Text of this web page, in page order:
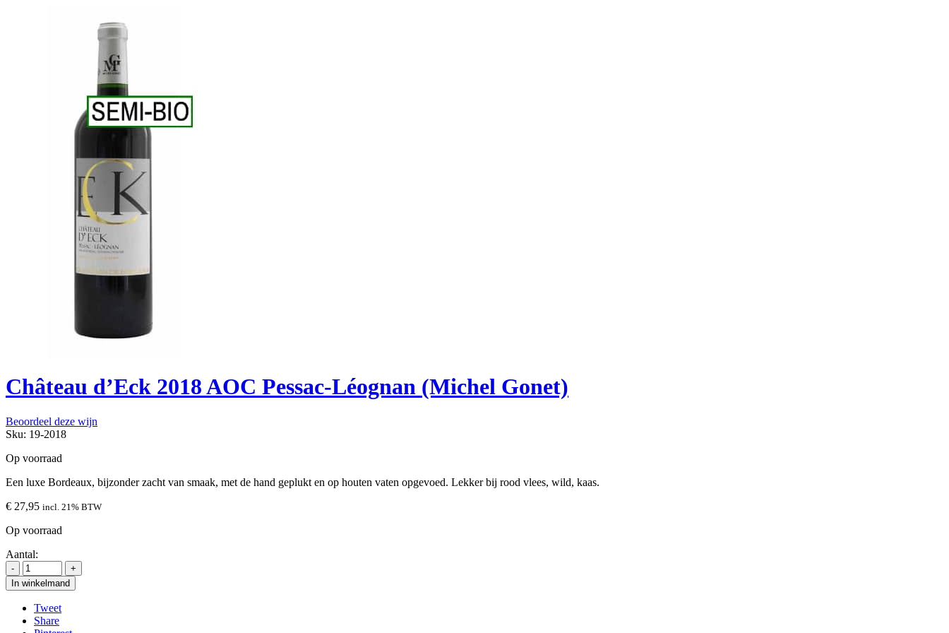
Château d’Eck 2018 AOC Pessac-Léognan (Michel Gonet)
Beoordeel deze wijn
Sku: 19-2018
Op voorraad
Een luxe Bordeaux, bijzonder zacht van smaak, met de hand geplukt en op houten vaten opgevoed. Lekker bij rood vlees, wild, kaas.
€ 27,95 incl. 21% BTW
Op voorraad
Aantal:
In winkelmand
Tweet
Share